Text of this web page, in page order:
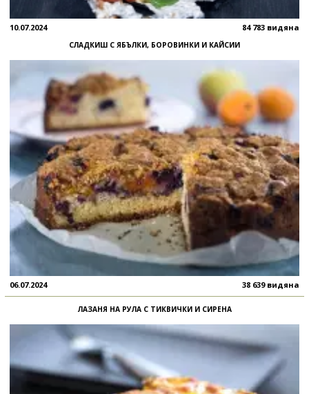
10.07.2024 84 783 видяна
СЛАДКИШ С ЯБЪЛКИ, БОРОВИНКИ И КАЙСИИ
06.07.2024 38 639 видяна
ЛАЗАНЯ НА РУЛА С ТИКВИЧКИ И СИРЕНА